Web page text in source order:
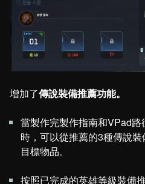
增加了傳說裝備推薦功能。
當製作完製作指南和VPad
時，可以從推薦的3種傳說
目標物品。
按照已完成的英雄等級裝備